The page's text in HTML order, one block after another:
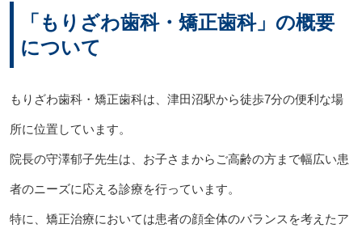
「もりざわ歯科・矯正歯科」の概要
について
もりざわ歯科・矯正歯科は、津田沼駅から徒歩7分の便利な場
所に位置しています。
院長の守澤郁子先生は、お子さまからご高齢の方まで幅広い患
者のニーズに応える診療を行っています。
特に、矯正治療においては患者の顔全体のバランスを考えたア